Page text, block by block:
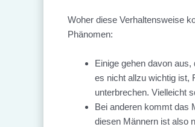
Woher diese Verhaltensweise
Phänomen:
Einige gehen davon
es nicht allzu wichtig ist,
unterbrechen. Vielleicht
Bei anderen kommt das
diesen Männern ist also